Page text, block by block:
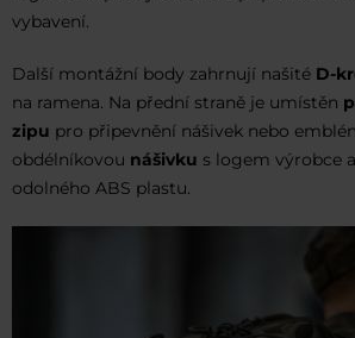
vybavení.
Další montážní body zahrnují našité D-
na ramena. Na přední straně je umístěn
zipu pro připevnění nášivek nebo
obdélníkovou nášivku s logem výrobce a
odolného ABS plastu.